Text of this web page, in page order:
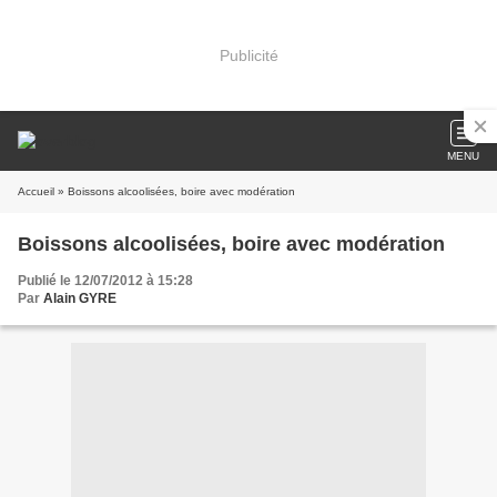
Publicité
MENU
Accueil » Boissons alcoolisées, boire avec modération
Boissons alcoolisées, boire avec modération
Publié le 12/07/2012 à 15:28
Par Alain GYRE